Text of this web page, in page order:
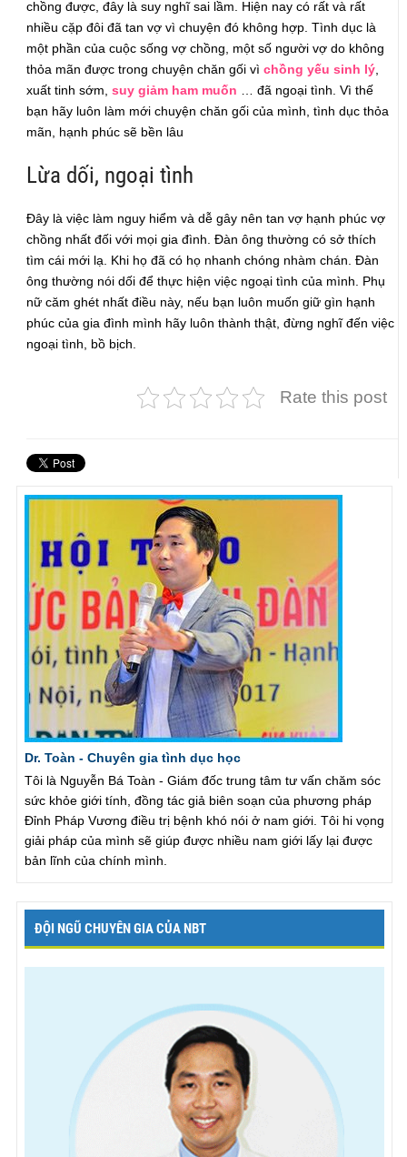
chồng được, đây là suy nghĩ sai lầm. Hiện nay có rất và rất
nhiều cặp đôi đã tan vợ vì chuyện đó không hợp. Tình dục là
một phần của cuộc sống vợ chồng, một số người vợ do không
thỏa mãn được trong chuyện chăn gối vìchồng yếu sinh lý
xuất tinh sớm,suy giảm ham muốn … đã ngoại tình. Vì thế
bạn hãy luôn làm mới chuyện chăn gối của mình, tình dục thỏa
mãn, hạnh phúc sẽ bền lâu
Lừa dối, ngoại tình
Đây là việc làm nguy hiểm và dễ gây nên tan vợ hạnh phúc vợ
chồng nhất đối với mọi gia đình. Đàn ông thường có sở thích
tìm cái mới lạ. Khi họ đã có họ nhanh chóng nhàm chán. Đàn
ông thường nói dối để thực hiện việc ngoại tình của mình. Phụ
nữ căm ghét nhất điều này, nếu bạn luôn muốn giữ gìn hạnh
phúc của gia đình mình hãy luôn thành thật, đừng nghĩ đến việc
ngoại tình, bồ bịch.
Rate this post
Dr. Toàn - Chuyên gia tình dục học
Tôi là Nguyễn Bá Toàn - Giám đốc trung tâm tư vấn chăm sóc
sức khỏe giới tính, đồng tác giả biên soạn của phương pháp
Đỉnh Pháp Vương điều trị bệnh khó nói ở nam giới. Tôi hi vọng
giải pháp của mình sẽ giúp được nhiều nam giới lấy lại được
bản lĩnh của chính mình.
ĐỘI NGŨ CHUYÊN GIA CỦA NBT